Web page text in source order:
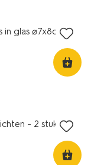
in glas ⌀7x8cm
- 2 stuks